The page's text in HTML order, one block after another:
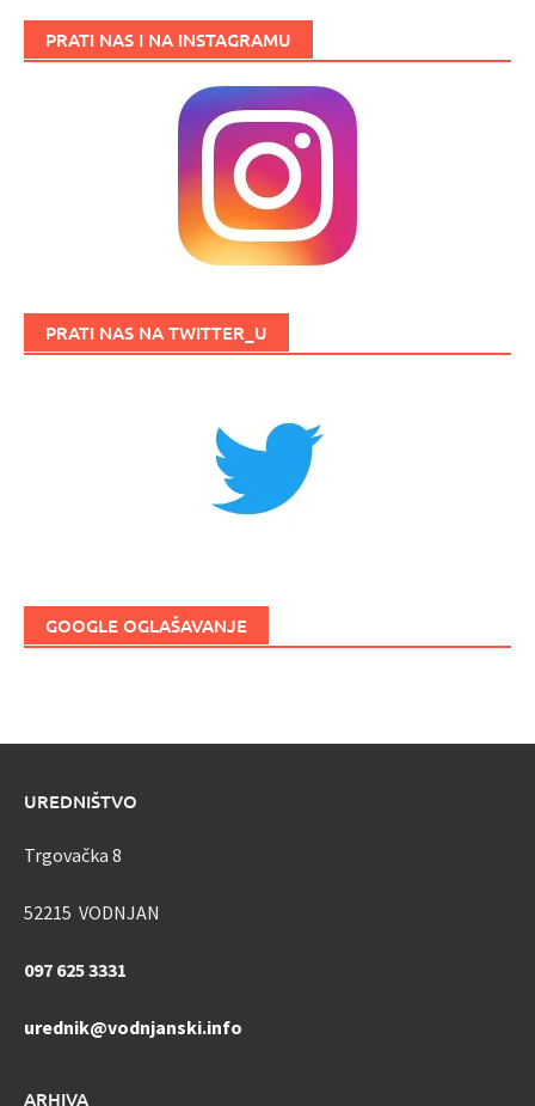
PRATI NAS I NA INSTAGRAMU
PRATI NAS NA TWITTER_U
GOOGLE OGLAŠAVANJE
UREDNIŠTVO
Trgovačka 8
52215 VODNJAN
097 625 3331
urednik@vodnjanski.info
ARHIVA